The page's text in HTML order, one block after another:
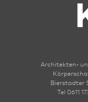
Architekten-
Bierstadter
Tel 0611